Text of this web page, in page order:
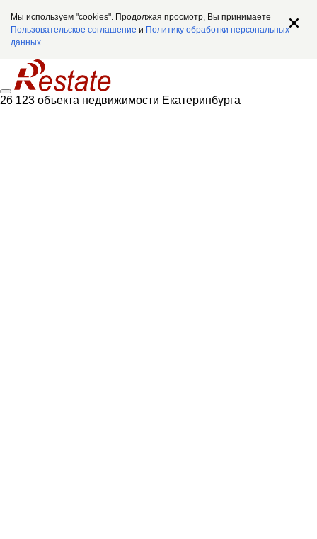
Мы используем "cookies". Продолжая просмотр, Вы принимаете
Пользовательское соглашение и Политику обработки персональных
данных.
26 123 объекта недвижимости Екатеринбурга